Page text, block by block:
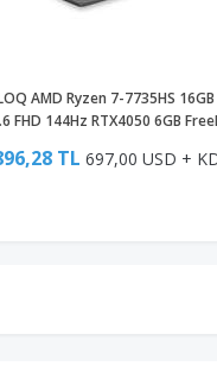
AMD Ryzen 7-7735HS
FHD 144Hz RTX4050 6GB
TL 697,00 USD +